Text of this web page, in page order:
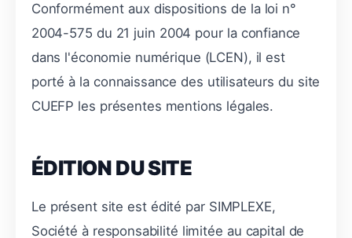
Conformément aux dispositions de la loi n°
2004-575 du 21 juin 2004 pour la confiance
dans l'économie numérique (LCEN), il est
porté à la connaissance des utilisateurs du site
CUEFP les présentes mentions légales.
ÉDITION DU SITE
Le présent site est édité par SIMPLEXE,
Société à responsabilité limitée au capital de